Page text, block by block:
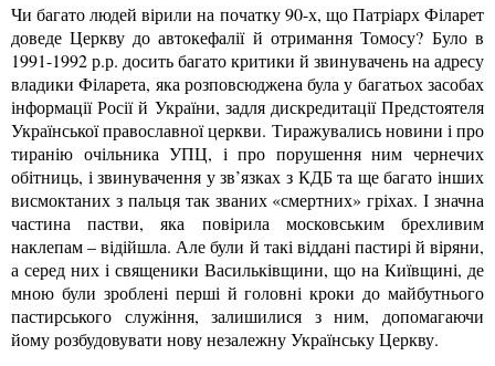
Чи багато людей вірили на початку 90-х, що Патріарх Філарет
доведе Церкву до автокефалії й отримання Томосу? Було в
1991-1992 р.р. досить багато критики й звинувачень на адресу
владики Філарета, яка розповсюджена була у багатьох засобах
інформації Росії й України, задля дискредитації Предстоятеля
Української православної церкви. Тиражувались новини і про
тиранію очільника УПЦ, і про порушення ним чернечих
обітниць, і звинувачення у зв’язках з КДБ та ще багато інших
висмоктаних з пальця так званих «смертних» гріхах. І значна
частина пастви, яка повірила московським брехливим
наклепам – відійшла. Але були й такі віддані пастирі й віряни,
а серед них і священики Васильківщини, що на Київщині, де
мною були зроблені перші й головні кроки до майбутнього
пастирського служіння, залишилися з ним, допомагаючи
йому розбудовувати нову незалежну Українську Церкву.